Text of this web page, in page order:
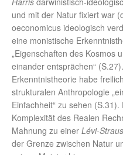
und mit der Natur fixiert war
oeconomicus ideologisch
eine monistische
„Eigenschaften des Kosmos
einander entsprächen“
Erkenntnistheorie habe
strukturalen Anthropologie
Einfachheit“ zu sehen
Komplexität des Realen
Mahnung zu einer Lévi-
der Grenze zwischen Natur